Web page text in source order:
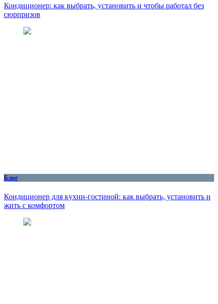
Кондиционер: как выбрать, установить и чтобы работал без
сюрпризов
Блог
Кондиционер для кухни‑гостиной: как выбрать, установить и
жить с комфортом